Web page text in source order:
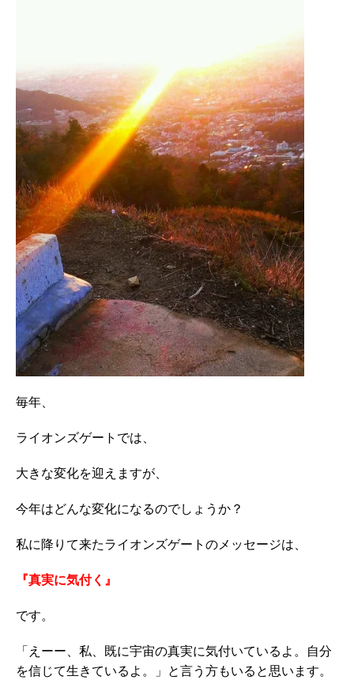
毎年、
ライオンズゲートでは、
大きな変化を迎えますが、
今年はどんな変化になるのでしょうか？
私に降りて来たライオンズゲートのメッセージは、
『真実に気付く』
です。
「えーー、私、既に宇宙の真実に気付いているよ。自分
を信じて生きているよ。」と言う方もいると思います。